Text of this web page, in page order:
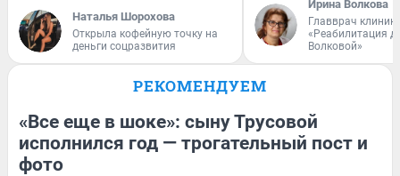
Наталья Шорохова
Открыла кофейную точку на
деньги соцразвития
Ирина Волкова
Главврач
«Реабилитация
Волковой»
РЕКОМЕНДУЕМ
«Все еще в шоке»: сыну Трусовой
исполнился год — трогательный пост и
фото